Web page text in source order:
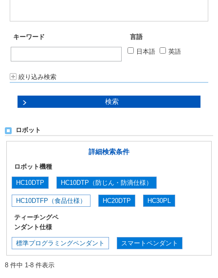
キーワード
言語
日本語
英語
絞り込み検索
ロボット
詳細検索条件
ロボット機種
HC10DTP HC10DTP（防じん・防滴仕様）
HC10DTFP（食品仕様） HC20DTP HC30PL
ティーチングペ
ンダント仕様
標準プログラミングペンダント スマートペンダント
8 件中 1-8 件表示